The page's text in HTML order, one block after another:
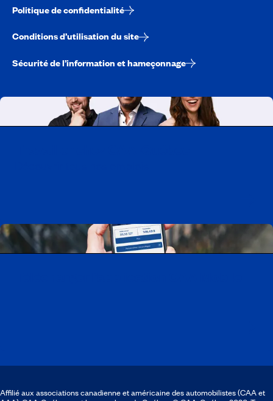
Politique de confidentialité
Conditions d’utilisation du site
Sécurité de l’information et hameçonnage
Affilié aux associations canadienne et américaine des automobilistes (CAA et